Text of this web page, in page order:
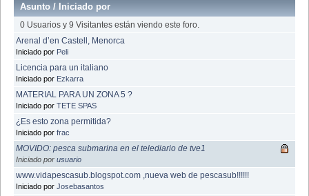
Asunto /Iniciado por
0 Usuarios y 9 Visitantes están viendo este foro.
Arenal d’en Castell, Menorca
Iniciado por Peli
Licencia para un italiano
Iniciado por Ezkarra
MATERIAL PARA UN ZONA 5 ?
Iniciado por TETE SPAS
¿Es esto zona permitida?
Iniciado por frac
MOVIDO: pesca submarina en el telediario de tve1
Iniciado por usuario
www.vidapescasub.blogspot.com ,nueva web de pescasub!!!!!!
Iniciado por Josebasantos